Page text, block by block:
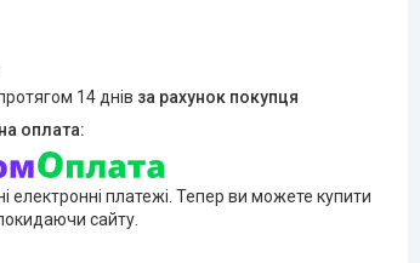
14 днів за рахунок покупця
електронні платежі. Тепер ви можете купити
сайту.